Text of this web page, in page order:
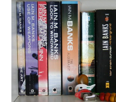
nach
der Mit­
te“